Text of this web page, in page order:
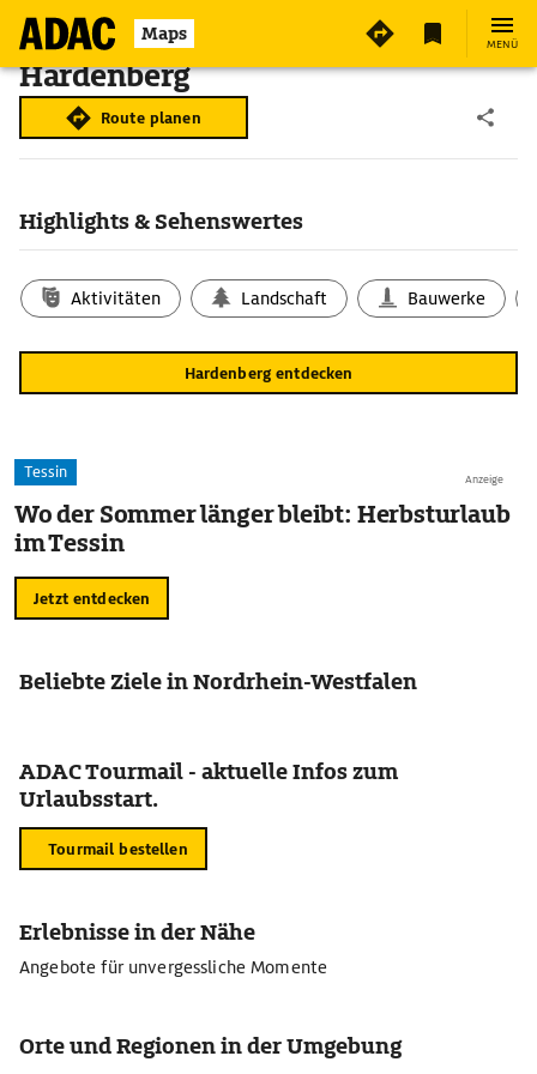
Maps MENÜ
Hardenberg
Route planen
Highlights & Sehenswertes
Aktivitäten Landschaft Bauwerke
Hardenberg entdecken
Anzeige
Tessin
Wo der Sommer länger bleibt: Herbsturlaub
im Tessin
Jetzt entdecken
Beliebte Ziele in Nordrhein-Westfalen
ADAC Tourmail - aktuelle Infos zum
Urlaubsstart.
Tourmail bestellen
Erlebnisse in der Nähe
Angebote für unvergessliche Momente
Orte und Regionen in der Umgebung